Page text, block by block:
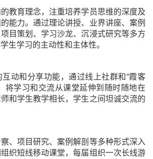
教育理念，注重培养学员思维的深度及
能力。通过理论讲授、业界讲座、案例
目策划、学习沙龙、沉浸式研究等多方
生学习的主动性和主体性。
动和分享功能，通过线上社群和“霞客
将学习和交流从课堂延伸到随时随地在
和学生教学相长，学生之间坦诚交流的
、项目研究、案例解剖等多种形式深入
织短线移动课堂，每届组织一次长线游